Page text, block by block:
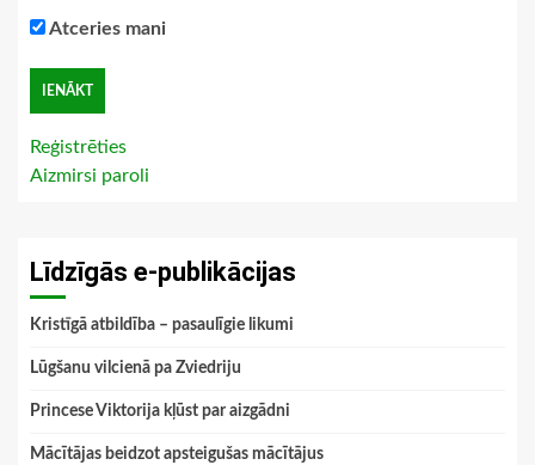
Atceries mani
Reģistrēties
Aizmirsi paroli
Līdzīgās e-publikācijas
Kristīgā atbildība – pasaulīgie likumi
Lūgšanu vilcienā pa Zviedriju
Princese Viktorija kļūst par aizgādni
Mācītājas beidzot apsteigušas mācītājus